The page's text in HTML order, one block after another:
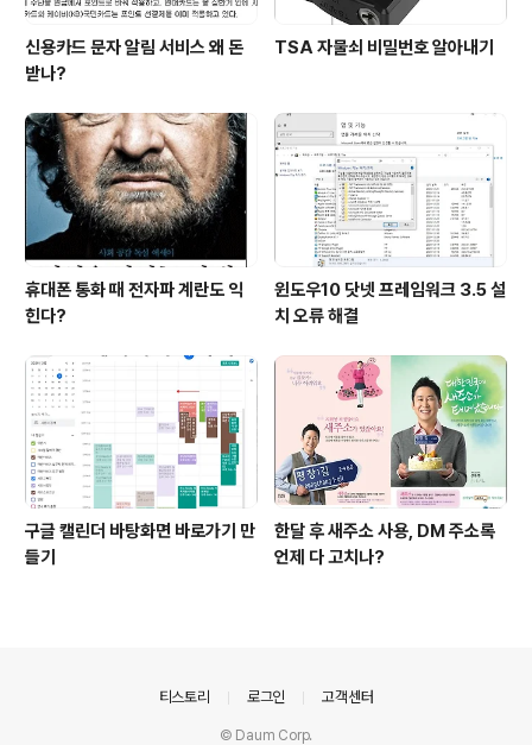
신용카드 문자 알림 서비스 왜 돈
받나?
TSA 자물쇠 비밀번호 알아내기
휴대폰 통화 때 전자파 계란도 익
힌다?
윈도우10 닷넷 프레임워크 3.5 설
치 오류 해결
구글 캘린더 바탕화면 바로가기 만
들기
한달 후 새주소 사용, DM 주소록
언제 다 고치나?
티스토리 로그인 고객센터
© Daum Corp.